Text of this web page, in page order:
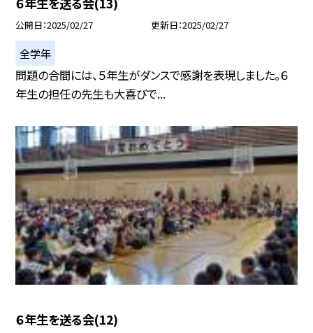
公開日 2025/02/27 更新日 2025/02/27
全学年
問題の合間には、５年生がダンスで感謝を表現しました。６
年生の担任の先生も大喜びで...
６年生を送る会(12)